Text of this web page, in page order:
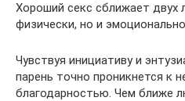
Хороший секс сближает двух
физически, но и
Чувствуя инициативу и
парень точно проникнется к
благодарностью. Чем ближе